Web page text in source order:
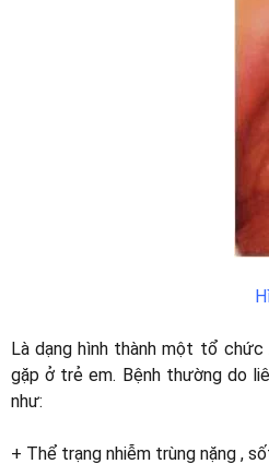
Là dạng hình thành một tổ chức
gặp ở trẻ em. Bệnh thường do
như:
+ Thể trạng nhiễm trùng nặng ,